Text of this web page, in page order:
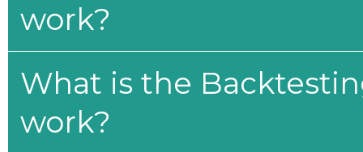
work?
What is the
work?